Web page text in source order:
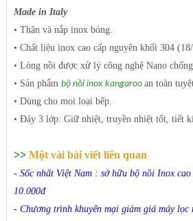
Made in Italy
• Thân và nắp inox bóng.
• Chất liệu inox cao cấp nguyên khối 304
• Lòng nồi được xử lý công nghệ Nano
• Sản phẩm bộ nồi inox kangaroo an toàn
• Dùng cho mọi loại bếp.
• Đáy 3 lớp: Giữ nhiệt, truyền nhiệt tốt, tiết
>> Một vài bài viết liên quan
- Sốc nhất Việt Nam : sở hữu bộ nồi Inox
10.000đ
- Chương trình khuyến mại giảm giá máy lọc